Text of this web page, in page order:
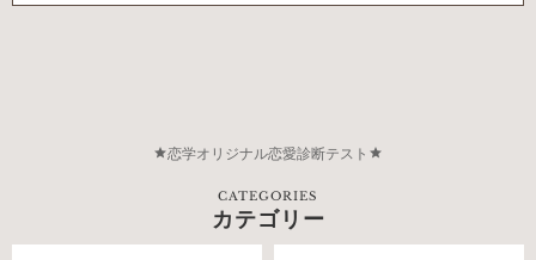
恋学オリジナル恋愛診断テスト
CATEGORIES
カテゴリー